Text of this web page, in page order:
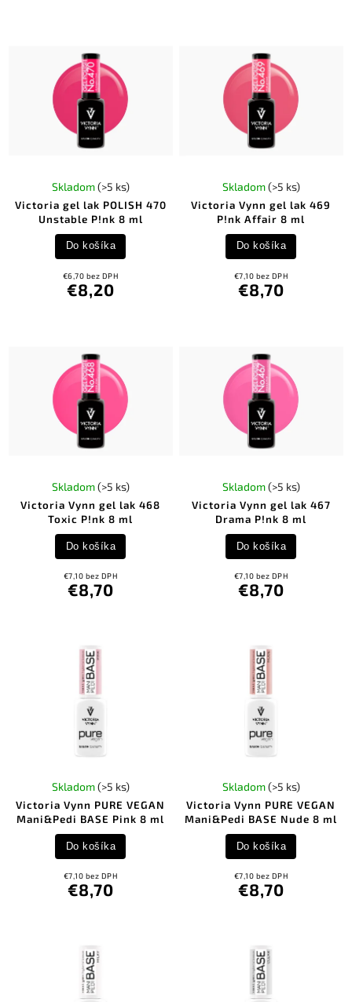
Victoria gel lak POLISH 470
Unstable P!nk 8 ml
Skladom(>5 ks)
€6,70 bez DPH
€8,20
Do košíka
Victoria Vynn gel lak 469
P!nk Affair 8 ml
Skladom(>5 ks)
€7,10 bez DPH
€8,70
Do košíka
Victoria Vynn gel lak 468
Toxic P!nk 8 ml
Skladom(>5 ks)
€7,10 bez DPH
€8,70
Do košíka
Victoria Vynn gel lak 467
Drama P!nk 8 ml
Skladom(>5 ks)
€7,10 bez DPH
€8,70
Do košíka
Victoria Vynn PURE VEGAN
Mani&Pedi BASE Pink 8 ml
Skladom(>5 ks)
€7,10 bez DPH
€8,70
Do košíka
Victoria Vynn PURE VEGAN
Mani&Pedi BASE Nude 8 ml
Skladom(>5 ks)
€7,10 bez DPH
€8,70
Do košíka